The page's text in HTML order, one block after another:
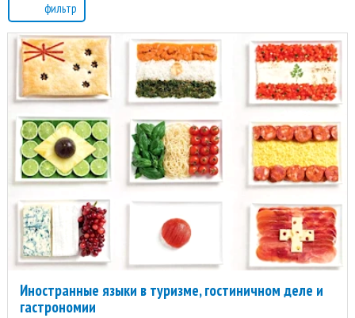
фильтр
Иностранные языки в туризме, гостиничном деле и
гастрономии